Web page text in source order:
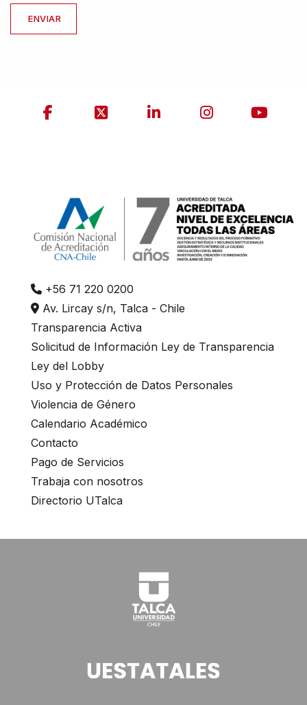
+56 71 220 0200
Av. Lircay s/n, Talca - Chile
Transparencia Activa
Solicitud de Información Ley de Transparencia
Ley del Lobby
Uso y Protección de Datos Personales
Violencia de Género
Calendario Académico
Contacto
Pago de Servicios
Trabaja con nosotros
Directorio UTalca